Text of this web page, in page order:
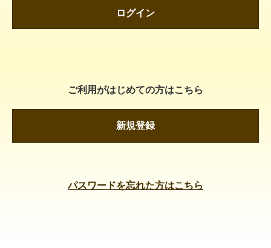
ログイン
ご利用がはじめての方はこちら
新規登録
パスワードを忘れた方はこちら